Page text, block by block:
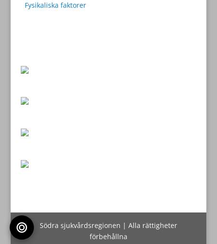
Fysikaliska faktorer
Södra sjukvårdsregionen | Alla rättigheter
förbehållna